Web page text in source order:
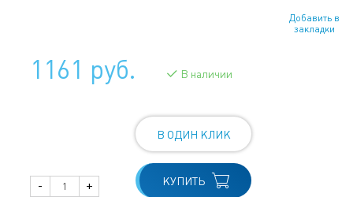
Добавить в
закладки
1161 руб. В наличии
- +
В ОДИН КЛИК
КУПИТЬ